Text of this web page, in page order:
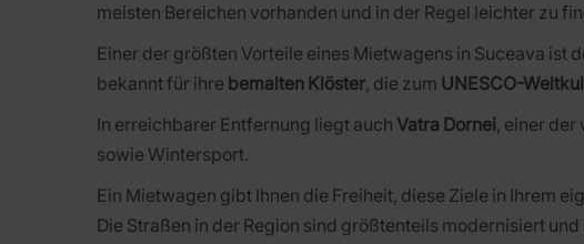
meisten Bereichen vorhanden und in der Regel leichter zu
Einer der größten Vorteile eines Mietwagens in Suceava ist
bekannt für ihre bemalten Klöster, die zum UNESCO-
In erreichbarer Entfernung liegt auch Vatra Dornei, einer
sowie Wintersport.
Ein Mietwagen gibt Ihnen die Freiheit, diese Ziele in Ihrem
Die Straßen in der Region sind größtenteils modernisiert